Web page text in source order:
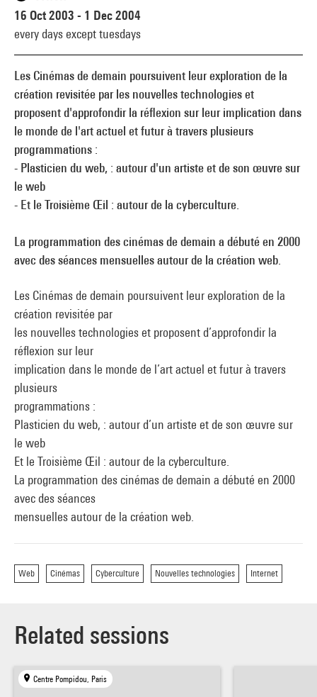
Les Cinémas de demain poursuivent leur exploration de la
création revisitée par les nouvelles technologies et
proposent d'approfondir la réflexion sur leur implication dans
le monde de l'art actuel et futur à travers plusieurs
programmations :
- Plasticien du web, : autour d'un artiste et de son œuvre sur
le web
- Et le Troisième Œil : autour de la cyberculture.
La programmation des cinémas de demain a débuté en 2000
avec des séances mensuelles autour de la création web.
Les Cinémas de demain poursuivent leur exploration de la
création revisitée par
les nouvelles technologies et proposent d’approfondir la
réflexion sur leur
implication dans le monde de l’art actuel et futur à travers
plusieurs
programmations :
Plasticien du web, : autour d’un artiste et de son œuvre sur
le web
Et le Troisième Œil : autour de la cyberculture.
La programmation des cinémas de demain a débuté en 2000
avec des séances
mensuelles autour de la création web.
Web Cinémas Cyberculture Nouvelles technologies Internet
16 Oct 2003 - 1 Dec 2004
every days except tuesdays
Related sessions
Centre Pompidou, Paris